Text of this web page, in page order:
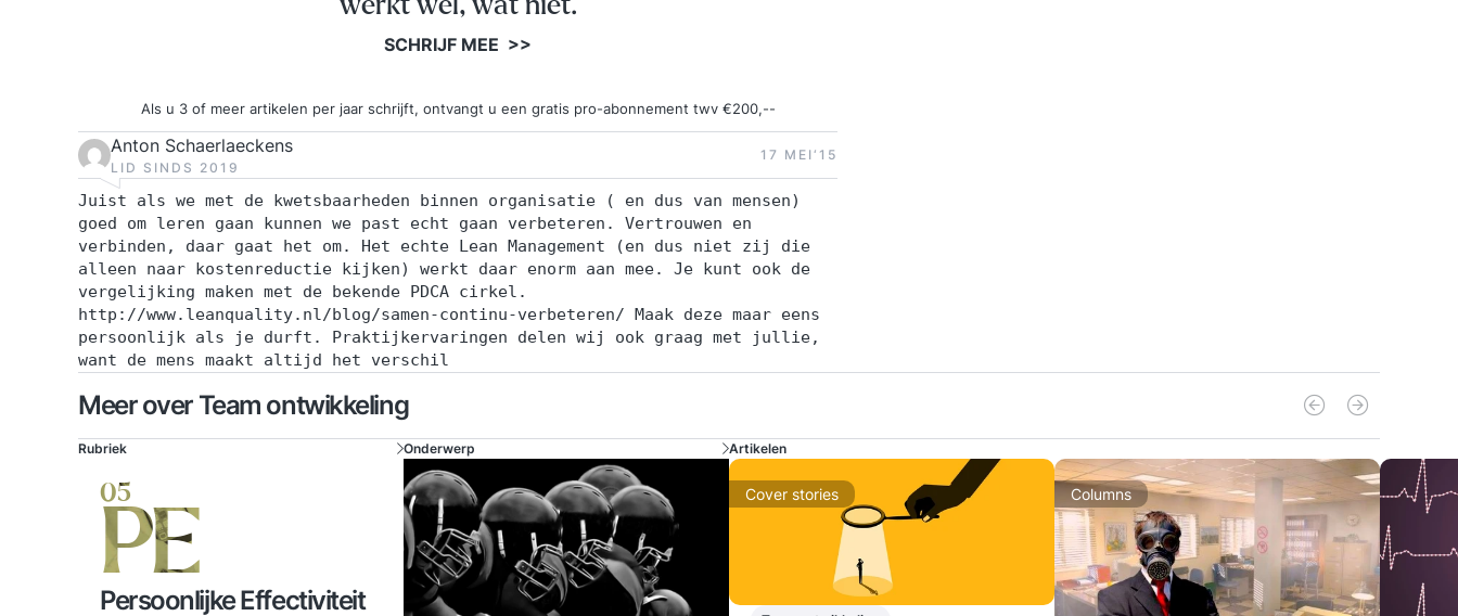
werkt wel, wat niet.
SCHRIJF MEE >>
Als u 3 of meer artikelen per jaar schrijft, ontvangt u een gratis pro-abonnement twv €200,--
Anton Schaerlaeckens
LID SINDS 2019
17 MEI‘15
Juist als we met de kwetsbaarheden binnen organisatie ( en dus van mensen)
goed om leren gaan kunnen we past echt gaan verbeteren. Vertrouwen en
verbinden, daar gaat het om. Het echte Lean Management (en dus niet zij die
alleen naar kostenreductie kijken) werkt daar enorm aan mee. Je kunt ook de
vergelijking maken met de bekende PDCA cirkel.
http://www.leanquality.nl/blog/samen-continu-verbeteren/ Maak deze maar eens
persoonlijk als je durft. Praktijkervaringen delen wij ook graag met jullie,
want de mens maakt altijd het verschil
Meer over Team ontwikkeling
Rubriek
05
PE
Persoonlijke Effectiviteit
Onderwerp Artikelen
Cover stories Columns